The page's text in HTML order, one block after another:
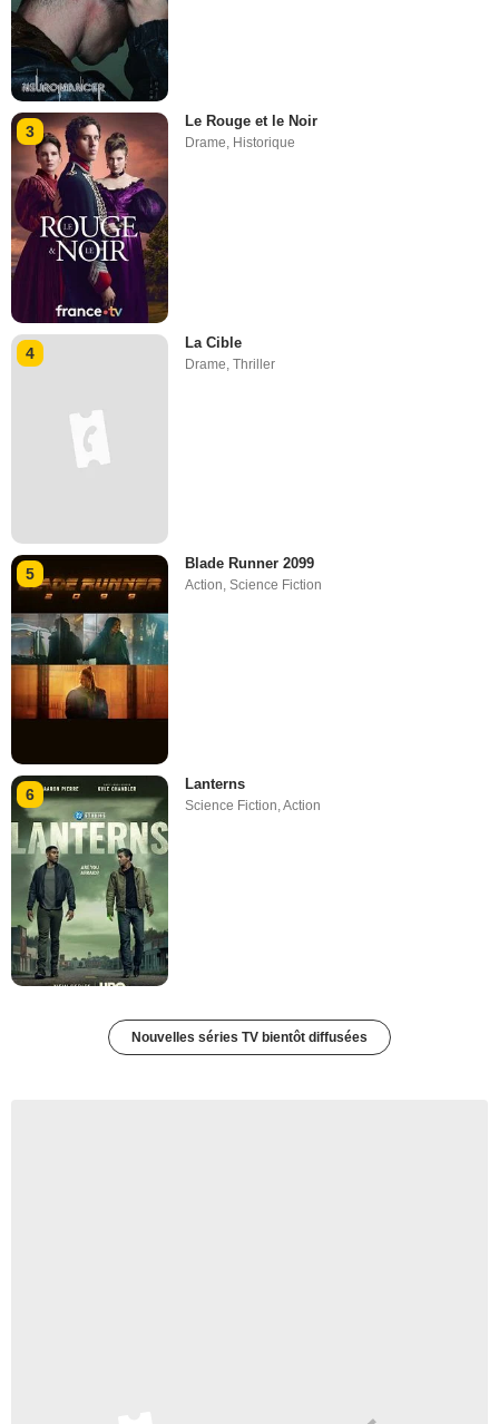
3
Le Rouge et le Noir
Drame, Historique
4
La Cible
Drame ,Thriller
5
Blade Runner 2099
Action,Science Fiction
6
Lanterns
Science Fiction,Action
Nouvelles séries TV bientôt diffusées